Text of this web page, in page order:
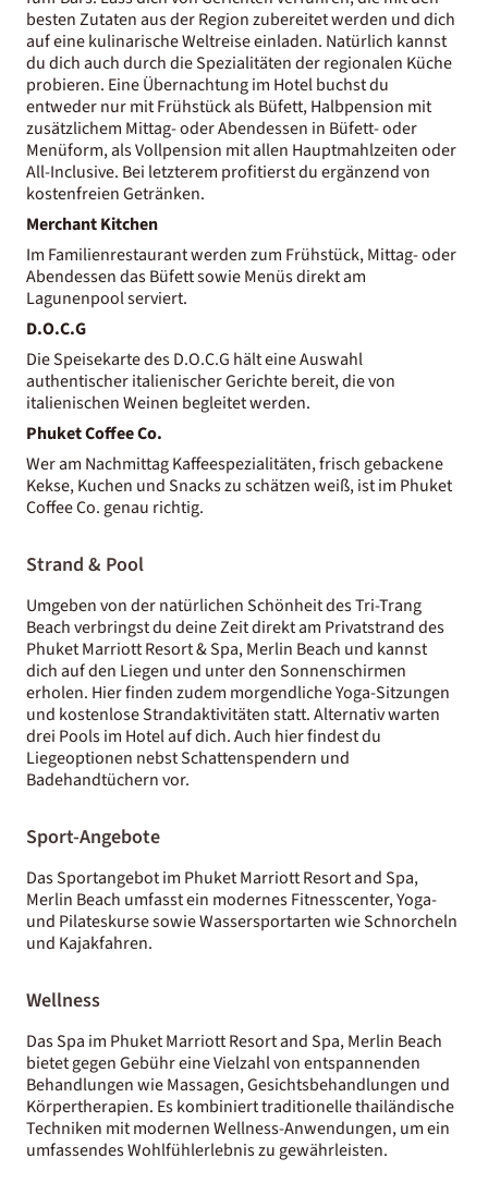
besten Zutaten aus der Region zubereitet werden und dich
auf eine kulinarische Weltreise einladen. Natürlich kannst
du dich auch durch die Spezialitäten der regionalen Küche
probieren. Eine Übernachtung im Hotel buchst du
entweder nur mit Frühstück als Büfett, Halbpension mit
zusätzlichem Mittag- oder Abendessen in Büfett- oder
Menüform, als Vollpension mit allen Hauptmahlzeiten oder
All-Inclusive. Bei letzterem profitierst du ergänzend von
kostenfreien Getränken.
Merchant Kitchen
Im Familienrestaurant werden zum Frühstück, Mittag- oder
Abendessen das Büfett sowie Menüs direkt am
Lagunenpool serviert.
D.O.C.G
Die Speisekarte des D.O.C.G hält eine Auswahl
authentischer italienischer Gerichte bereit, die von
italienischen Weinen begleitet werden.
Phuket Coffee Co.
Wer am Nachmittag Kaffeespezialitäten, frisch gebackene
Kekse, Kuchen und Snacks zu schätzen weiß, ist im Phuket
Coffee Co. genau richtig.
Strand & Pool
Umgeben von der natürlichen Schönheit des Tri-Trang
Beach verbringst du deine Zeit direkt am Privatstrand des
Phuket Marriott Resort & Spa, Merlin Beach und kannst
dich auf den Liegen und unter den Sonnenschirmen
erholen. Hier finden zudem morgendliche Yoga-Sitzungen
und kostenlose Strandaktivitäten statt. Alternativ warten
drei Pools im Hotel auf dich. Auch hier findest du
Liegeoptionen nebst Schattenspendern und
Badehandtüchern vor.
Sport-Angebote
Das Sportangebot im Phuket Marriott Resort and Spa,
Merlin Beach umfasst ein modernes Fitnesscenter, Yoga-
und Pilateskurse sowie Wassersportarten wie Schnorcheln
und Kajakfahren.
Wellness
Das Spa im Phuket Marriott Resort and Spa, Merlin Beach
bietet gegen Gebühr eine Vielzahl von entspannenden
Behandlungen wie Massagen, Gesichtsbehandlungen und
Körpertherapien. Es kombiniert traditionelle thailändische
Techniken mit modernen Wellness-Anwendungen, um ein
umfassendes Wohlfühlerlebnis zu gewährleisten.